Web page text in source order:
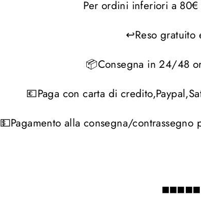
Per ordini inferiori a
↩Reso gratuito
📦Consegna in 24/48
💶Paga con carta di
💵Pagamento alla consegna/